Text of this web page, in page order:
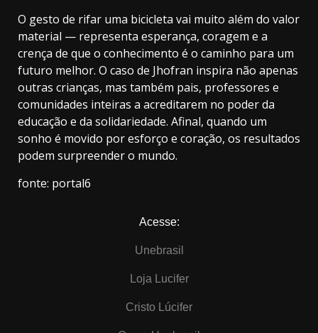
O gesto de rifar uma bicicleta vai muito além do valor
material — representa esperança, coragem e a
crença de que o conhecimento é o caminho para um
futuro melhor. O caso de Jhofran inspira não apenas
outras crianças, mas também pais, professores e
comunidades inteiras a acreditarem no poder da
educação e da solidariedade. Afinal, quando um
sonho é movido por esforço e coração, os resultados
podem surpreender o mundo.
fonte: portal6
Acesse:
Unebrasil
Loja Lucifer
Cristo Lúcifer